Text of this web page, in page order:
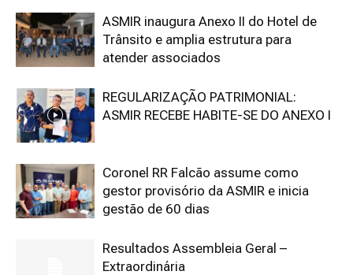
ASMIR inaugura Anexo II do Hotel de
Trânsito e amplia estrutura para
atender associados
REGULARIZAÇÃO PATRIMONIAL:
ASMIR RECEBE HABITE-SE DO ANEXO I
Coronel RR Falcão assume como
gestor provisório da ASMIR e inicia
gestão de 60 dias
Resultados Assembleia Geral –
Extraordinária